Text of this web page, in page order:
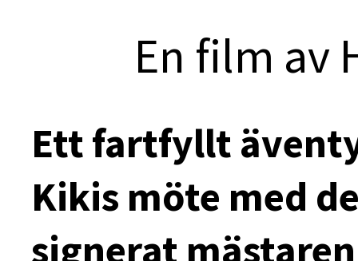
En film av
Ett fartfyllt
Kikis möte med
signerat